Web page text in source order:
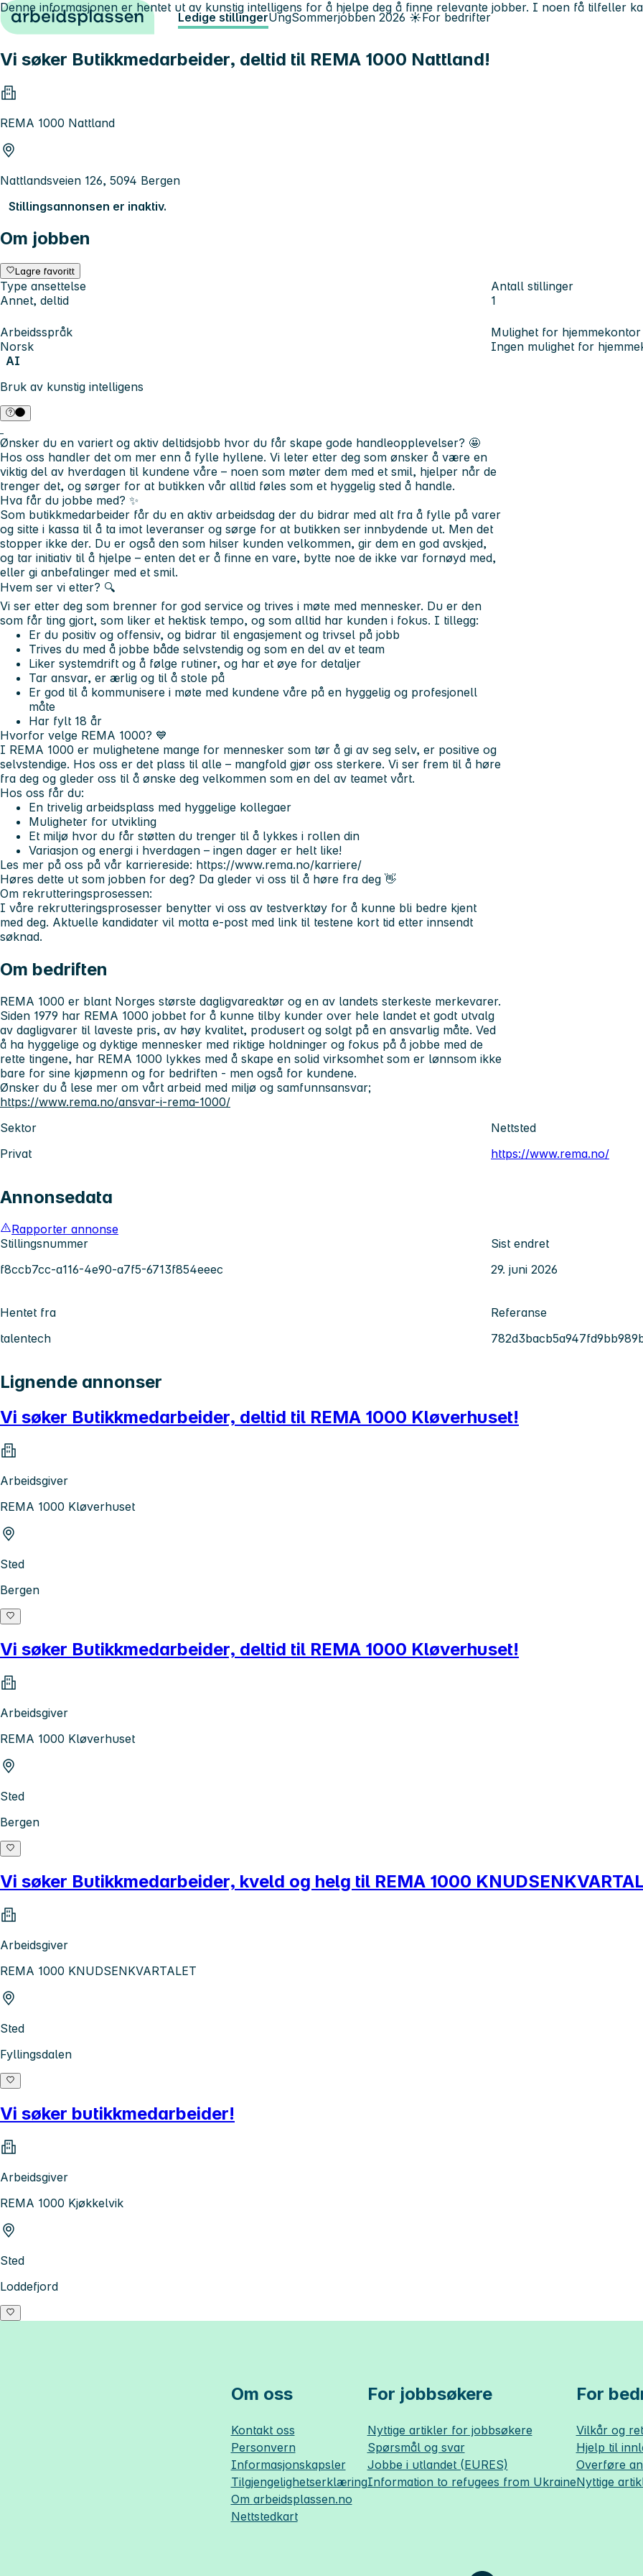
Hopp til innhold Ledige stillingerUngSommerjobben 2026 ☀️For bedrifter
Vi søker Butikkmedarbeider, deltid til REMA 1000 Nattland!
REMA 1000 Nattland
Nattlandsveien 126, 5094 Bergen
Stillingsannonsen er inaktiv.
Om jobben
Lagre favoritt
Type ansettelse
Annet, deltid
Antall stillinger
1
Arbeidsspråk
Norsk
Mulighet for hjemmekontor
Ingen mulighet for
AI
Bruk av kunstig intelligens
Denne informasjonen er hentet ut av kunstig intelligens for å hjelpe deg å finne relevante jobber. I noen få tilfeller
Ønsker du en variert og aktiv deltidsjobb hvor du får skape gode handleopplevelser? 🤩
Hos oss handler det om mer enn å fylle hyllene. Vi leter etter deg som ønsker å være en
viktig del av hverdagen til kundene våre – noen som møter dem med et smil, hjelper når de
trenger det, og sørger for at butikken vår alltid føles som et hyggelig sted å handle.
Hva får du jobbe med? ✨
Som butikkmedarbeider får du en aktiv arbeidsdag der du bidrar med alt fra å fylle på varer
og sitte i kassa til å ta imot leveranser og sørge for at butikken ser innbydende ut. Men det
stopper ikke der. Du er også den som hilser kunden velkommen, gir dem en god avskjed,
og tar initiativ til å hjelpe – enten det er å finne en vare, bytte noe de ikke var fornøyd med,
eller gi anbefalinger med et smil.
Hvem ser vi etter? 🔍
Vi ser etter deg som brenner for god service og trives i møte med mennesker. Du er den
som får ting gjort, som liker et hektisk tempo, og som alltid har kunden i fokus. I tillegg:
Er du positiv og offensiv, og bidrar til engasjement og trivsel på jobb
Trives du med å jobbe både selvstendig og som en del av et team
Liker systemdrift og å følge rutiner, og har et øye for detaljer
Tar ansvar, er ærlig og til å stole på
Er god til å kommunisere i møte med kundene våre på en hyggelig og profesjonell
måte
Har fylt 18 år
Hvorfor velge REMA 1000? 💙
I REMA 1000 er mulighetene mange for mennesker som tør å gi av seg selv, er positive og
selvstendige. Hos oss er det plass til alle – mangfold gjør oss sterkere. Vi ser frem til å høre
fra deg og gleder oss til å ønske deg velkommen som en del av teamet vårt.
Hos oss får du:
En trivelig arbeidsplass med hyggelige kollegaer
Muligheter for utvikling
Et miljø hvor du får støtten du trenger til å lykkes i rollen din
Variasjon og energi i hverdagen – ingen dager er helt like!
Les mer på oss på vår karriereside: https://www.rema.no/karriere/
Høres dette ut som jobben for deg? Da gleder vi oss til å høre fra deg 👋
Om rekrutteringsprosessen:
I våre rekrutteringsprosesser benytter vi oss av testverktøy for å kunne bli bedre kjent
med deg. Aktuelle kandidater vil motta e-post med link til testene kort tid etter innsendt
søknad.
Om bedriften
REMA 1000 er blant Norges største dagligvareaktør og en av landets sterkeste merkevarer.
Siden 1979 har REMA 1000 jobbet for å kunne tilby kunder over hele landet et godt utvalg
av dagligvarer til laveste pris, av høy kvalitet, produsert og solgt på en ansvarlig måte. Ved
å ha hyggelige og dyktige mennesker med riktige holdninger og fokus på å jobbe med de
rette tingene, har REMA 1000 lykkes med å skape en solid virksomhet som er lønnsom ikke
bare for sine kjøpmenn og for bedriften - men også for kundene.
Ønsker du å lese mer om vårt arbeid med miljø og samfunnsansvar;
https://www.rema.no/ansvar-i-rema-1000/
Sektor
Privat
Nettsted
https://www.rema.no/
Annonsedata
Rapporter annonse
Stillingsnummer
f8ccb7cc-a116-4e90-a7f5-6713f854eeec
Sist endret
29. juni 2026
Hentet fra
talentech
Referanse
Lignende annonser
Vi søker Butikkmedarbeider, deltid til REMA 1000 Kløverhuset!
Arbeidsgiver
REMA 1000 Kløverhuset
Sted
Bergen
Vi søker Butikkmedarbeider, deltid til REMA 1000 Kløverhuset!
Arbeidsgiver
REMA 1000 Kløverhuset
Sted
Bergen
Vi søker Butikkmedarbeider, kveld og helg til REMA 1000
Arbeidsgiver
REMA 1000 KNUDSENKVARTALET
Sted
Fyllingsdalen
Vi søker butikkmedarbeider!
Arbeidsgiver
REMA 1000 Kjøkkelvik
Sted
Loddefjord
Om oss
Kontakt oss
Personvern
Informasjonskapsler
Tilgjengelighetserklæring
Om arbeidsplassen.no
Nettstedkart
For jobbsøkere
Nyttige artikler for jobbsøkere
Spørsmål og svar
Jobbe i utlandet (EURES)
Information to refugees from Ukraine
For
Vilkår og
Hjelp til
Overføre
Nyttige